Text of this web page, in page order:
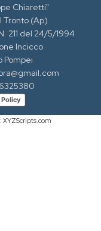
Chiaretti"
Tronto (Ap)
211 del 24/5/1994
Incicco
Pompei
XYZScripts.com